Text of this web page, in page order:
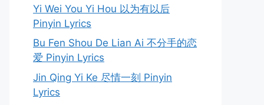
Yi Wei You Yi Hou 以为有以后
Pinyin Lyrics
Bu Fen Shou De Lian Ai 不分手的恋
爱 Pinyin Lyrics
Jin Qing Yi Ke 尽情一刻 Pinyin
Lyrics